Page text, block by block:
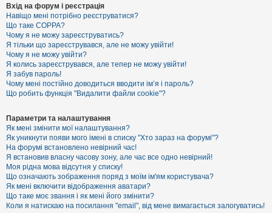
є
с
т
р
а
ц
і
я
Т
м
и
б
е
з
в
і
д
п
о
в
і
Вхід на форум і реєстрація
Навіщо мені потрібно реєструватися?
Що таке COPPA?
Чому я не можу зареєструватись?
Я тільки що зареєструвався, але не можу увійти!
Чому я не можу увійти?
Я колись зареєструвався, але тепер не можу увійти!
Я забув пароль!
Чому мені постійно доводиться вводити ім’я і пароль?
Що робить функція "Видалити файли cookie"?
Параметри та налаштування
Як мені змінити мої налаштування?
Як уникнути появи мого імені в списку "Хто зараз на форумі"?
На форумі встановлено невірний час!
Я встановив власну часову зону, але час все одно невірний!
Моя рідна мова відсутня у списку!
Що означають зображення поряд з моїм ім'ям користувача?
Як мені включити відображення аватари?
Що таке моє звання і як мені його змінити?
Коли я натискаю на посилання "email", від мене вимагається залогуватись!